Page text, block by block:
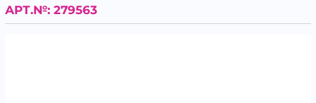
АРТ.№: 279563